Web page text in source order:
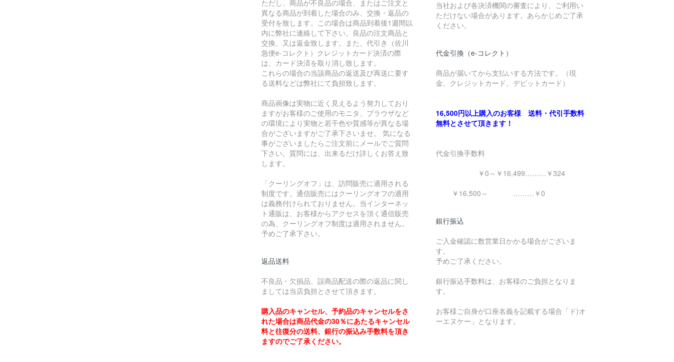
ただし、商品が不良品の場合、またはご注文と
異なる商品が到着した場合のみ、交換・返品の
受付を致します。この場合は商品到着後1週間以
内に弊社に連絡して下さい。良品の注文商品と
交換、又は返金致します。また、代引き（佐川
急便e-コレクト）クレジットカード決済の際
は、カード決済を取り消し致します。
これらの場合の当該商品の返送及び再送に要す
る送料などは弊社にて負担致します。
商品画像は実物に近く見えるよう努力しており
ますがお客様のご使用のモニタ、ブラウザなど
の環境により実物と若干色や質感等が異なる場
合がございますがご了承下さいませ。 気になる
事がございましたらご注文前にメールでご質問
下さい。質問には、出来るだけ詳しくお答え致
します。
「クーリングオフ」は、訪問販売に適用される
制度です。通信販売にはクーリングオフの適用
は義務付けられておりません。当インターネッ
ト通販は、お客様からアクセスを頂く通信販売
の為、クーリングオフ制度は適用されません。
予めご了承下さい。
返品送料
不良品・欠損品、誤商品配送の際の返品に関し
ましては当店負担とさせて頂きます。
購入品のキャンセル、予約品のキャンセルをさ
れた場合は商品代金の30％にあたるキャンセル
料と往復分の送料、銀行の振込み手数料を頂き
ますのでご了承ください。
当社および各決済機関の審査により、ご利用い
ただけない場合があります。あらかじめご了承
ください。
代金引換（e-コレクト）
商品が届いてから支払いする方法です。（現
金、クレジットカード、デビットカード）
16,500円以上購入のお客様 送料・代引手数料
無料とさせて頂きます！
代金引換手数料
￥0～￥16,499………￥324
￥16,500～ ………￥0
銀行振込
ご入金確認に数営業日かかる場合がございま
す。
予めご了承ください。
銀行振込手数料は、お客様のご負担となりま
す。
お客様ご自身が口座名義を記載する場合「ド)オ
ーエヌケー」となります。